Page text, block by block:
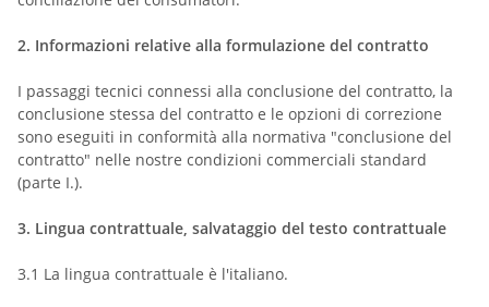
2. Informazioni relative alla formulazione del contratto
I passaggi tecnici connessi alla conclusione del contratto, la
conclusione stessa del contratto e le opzioni di correzione
sono eseguiti in conformità alla normativa "conclusione del
contratto" nelle nostre condizioni commerciali standard
(parte I.).
3. Lingua contrattuale, salvataggio del testo contrattuale
3.1 La lingua contrattuale è l'italiano.